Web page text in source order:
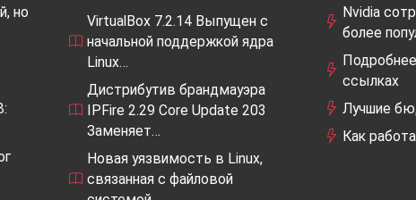
мира: мир идей, созданных великими личностями,
понимание потребностей пользователя. Без
бы столь стремительно, а без продуманных UX-
Именно благодаря взаимодействию этих
по-настоящему значимыми и полезными.
но
VirtualBox 7.2.14 Выпущен с
начальной поддержкой ядра
Linux…
Дистрибутив брандмауэра
IPFire 2.29 Core Update 203
Заменяет…
Новая уязвимость в Linux,
связанная с файловой
Nvidia
более
ссылках
Лучшие
Как